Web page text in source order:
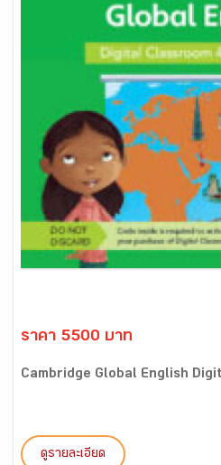
ราคา 5500 บาท
Cambridge Global English
ดูรายละเอียด